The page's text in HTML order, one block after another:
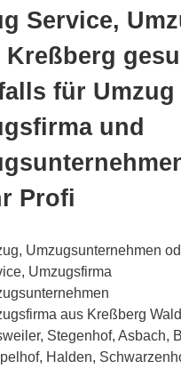
Service,
für Umzug
und
Profi
Umzugsunternehmen
Umzugsfirma
aus Kreßberg
Stegenhof, Asbach,
Halden,